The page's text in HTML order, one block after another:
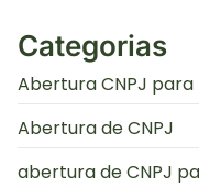
Categorias
Abertura CNPJ para
Abertura de CNPJ
abertura de CNPJ